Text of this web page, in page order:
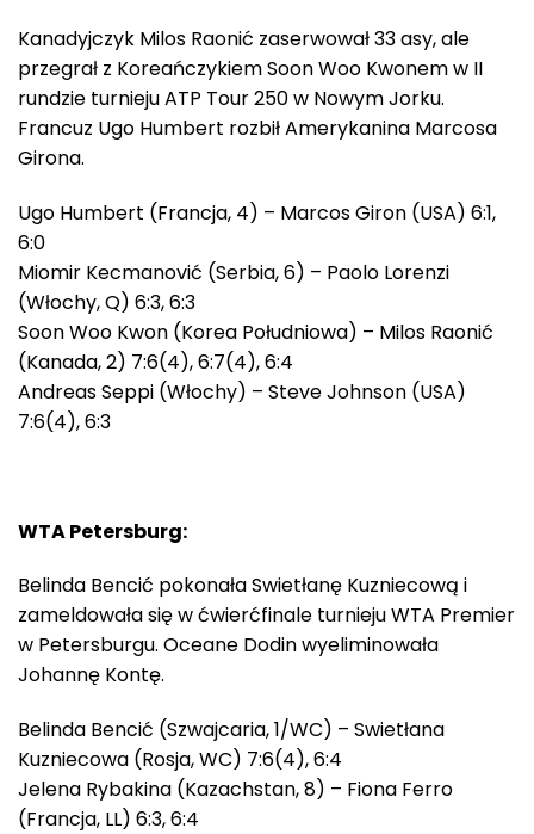
Kanadyjczyk Milos Raonić zaserwował 33 asy, ale
przegrał z Koreańczykiem Soon Woo Kwonem w II
rundzie turnieju ATP Tour 250 w Nowym Jorku.
Francuz Ugo Humbert rozbił Amerykanina Marcosa
Girona.
Ugo Humbert (Francja, 4) – Marcos Giron (USA) 6:1,
6:0
Miomir Kecmanović (Serbia, 6) – Paolo Lorenzi
(Włochy, Q) 6:3, 6:3
Soon Woo Kwon (Korea Południowa) – Milos Raonić
(Kanada, 2) 7:6(4), 6:7(4), 6:4
Andreas Seppi (Włochy) – Steve Johnson (USA)
7:6(4), 6:3
WTA Petersburg:
Belinda Bencić pokonała Swietłanę Kuzniecową i
zameldowała się w ćwierćfinale turnieju WTA Premier
w Petersburgu. Oceane Dodin wyeliminowała
Johannę Kontę.
Belinda Bencić (Szwajcaria, 1/WC) – Swietłana
Kuzniecowa (Rosja, WC) 7:6(4), 6:4
Jelena Rybakina (Kazachstan, 8) – Fiona Ferro
(Francja, LL) 6:3, 6:4